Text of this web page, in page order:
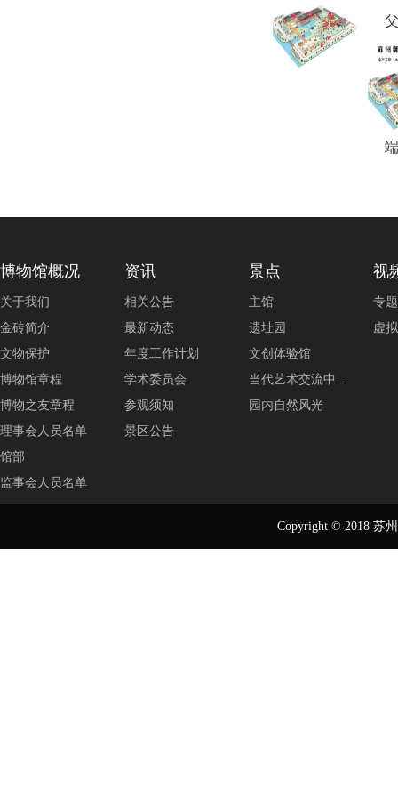
博物馆概况
关于我们
金砖简介
文物保护
博物馆章程
博物之友章程
理事会人员名单
馆部
监事会人员名单
资讯
相关公告
最新动态
年度工作计划
学术委员会
参观须知
景区公告
景点
主馆
遗址园
文创体验馆
当代艺术交流中…
园内自然风光
视
专
虚
Copyright © 2018 苏